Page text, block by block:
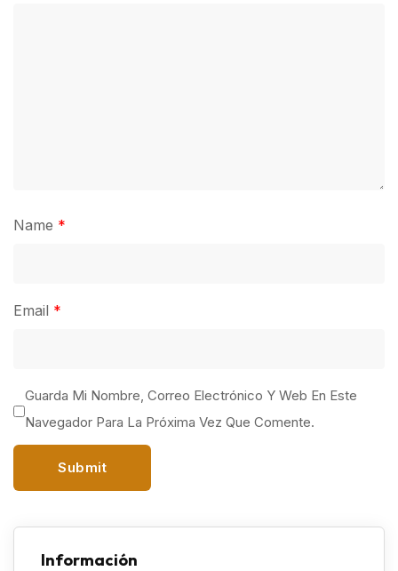
Name *
Email *
Guarda Mi Nombre, Correo Electrónico Y Web En Este
Navegador Para La Próxima Vez Que Comente.
Información